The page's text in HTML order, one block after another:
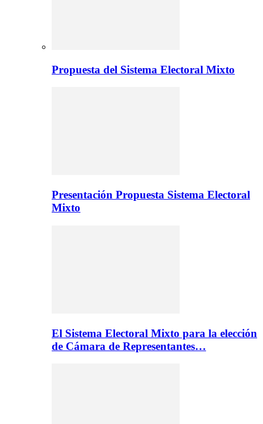
Propuesta del Sistema Electoral Mixto
Presentación Propuesta Sistema Electoral
Mixto
El Sistema Electoral Mixto para la elección
de Cámara de Representantes…